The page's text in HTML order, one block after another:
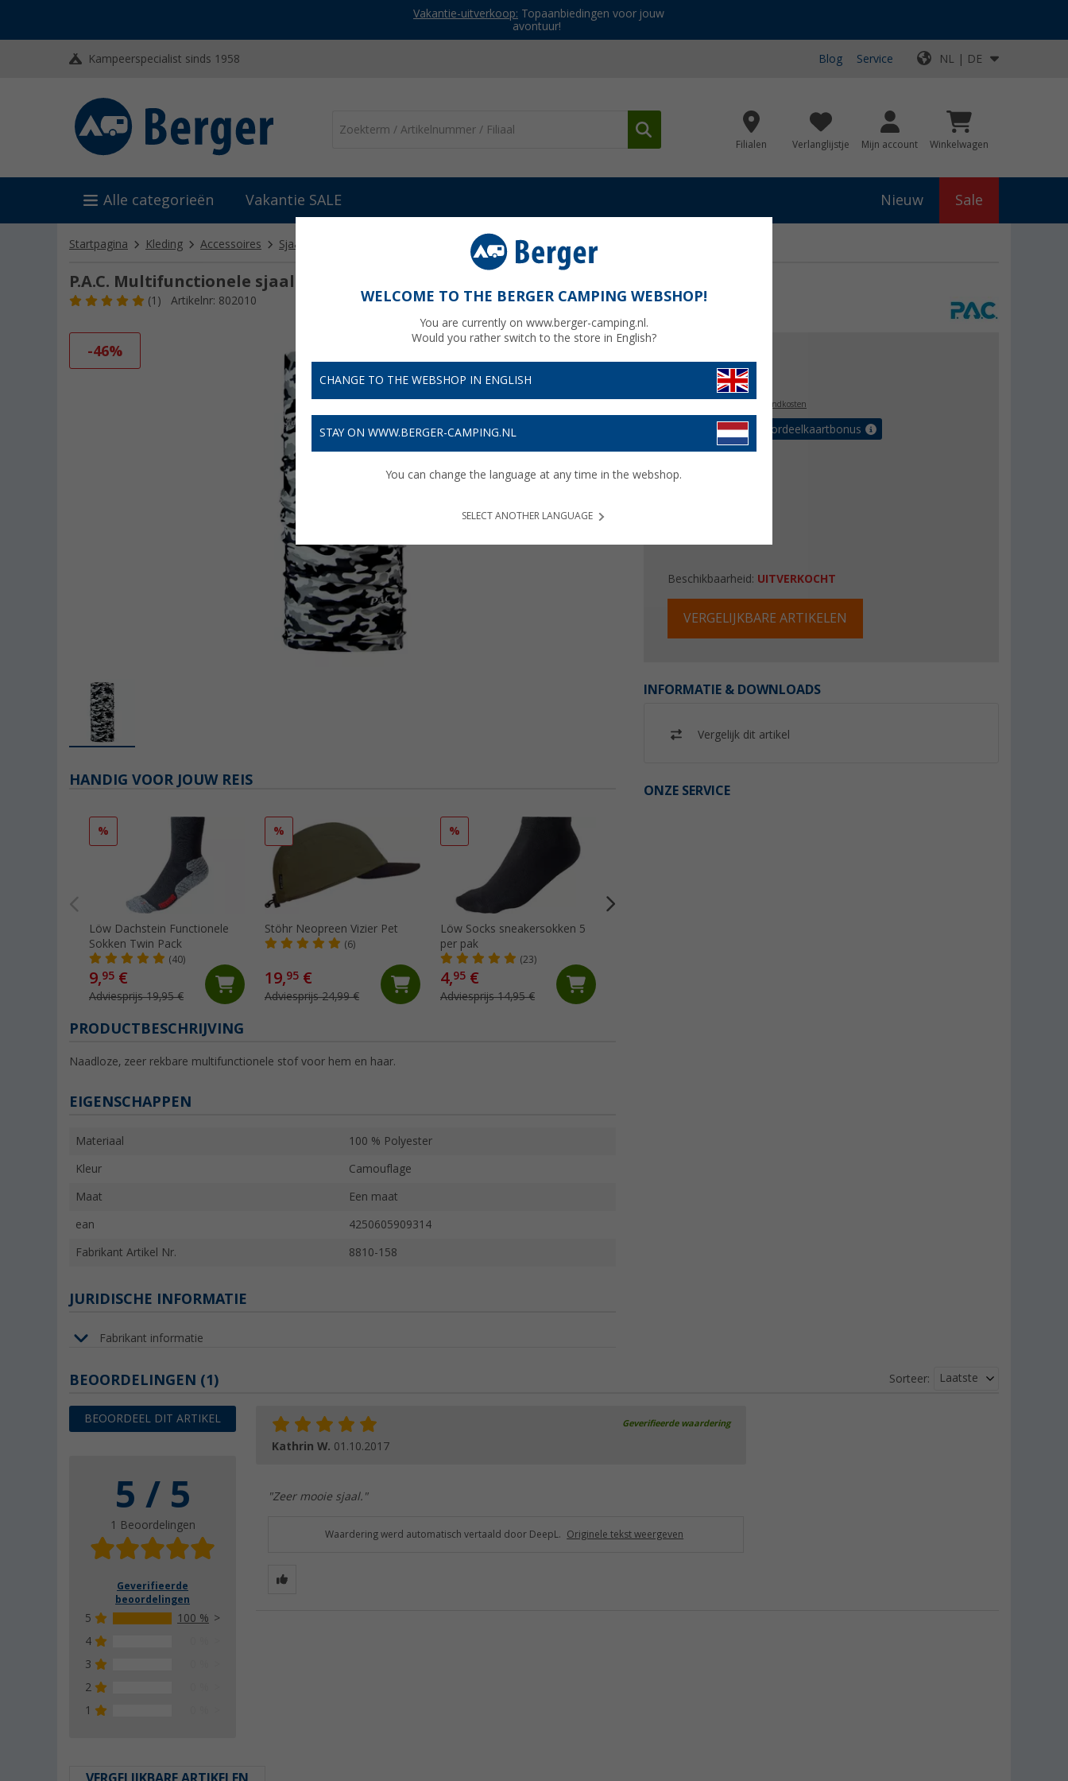
Vakantie-uitverkoop: Topaanbiedingen voor jouw
avontuur!
Kampeerspecialist sinds 1958 Blog Service NL | DE
Filialen Verlanglijstje Mijn account Winkelwagen
Alle categorieën Vakantie SALE Nieuw Sale
Startpagina Kleding Accessoires Sjaals P.A.C. Multifunctionele sjaal Camouflage
P.A.C. Multifunctionele sjaal Camouflage
(1) Artikelnr: 802010
-46%
€ 7,95
plus verzendkosten
Verzeker tot 5% voordeelkaartbonus
Beschikbaarheid: UITVERKOCHT
VERGELIJKBARE ARTIKELEN
INFORMATIE & DOWNLOADS
Vergelijk dit artikel
ONZE SERVICE
HANDIG VOOR JOUW REIS
%
Löw Dachstein Functionele
Sokken Twin Pack
(40)
9,95 €
Adviesprijs 19,95 €
%
Stöhr Neopreen Vizier Pet
(6)
19,95 €
Adviesprijs 24,99 €
%
Löw Socks sneakersokken 5
per pak
(23)
4,95 €
Adviesprijs 14,95 €
PRODUCTBESCHRIJVING
Naadloze, zeer rekbare multifunctionele stof voor hem en haar.
EIGENSCHAPPEN
Materiaal 100 % Polyester
Kleur Camouflage
Maat Een maat
ean 4250605909314
Fabrikant Artikel Nr. 8810-158
JURIDISCHE INFORMATIE
Fabrikant informatie
BEOORDELINGEN (1)
BEOORDEEL DIT ARTIKEL
5 / 5
1 Beoordelingen
Geverifieerde
beoordelingen
5
100 %
4
3
2
1
Sorteer: Laatste
Geverifieerde waardering
Kathrin W. 01.10.2017
"Zeer mooie sjaal."
Waardering werd automatisch vertaald door DeepL. Originele tekst weergeven
WELCOME TO THE BERGER CAMPING WEBSHOP!
You are currently on www.berger-camping.nl.
Would you rather switch to the store in English?
CHANGE TO THE WEBSHOP IN ENGLISH
STAY ON WWW.BERGER-CAMPING.NL
You can change the language at any time in the webshop.
SELECT ANOTHER LANGUAGE